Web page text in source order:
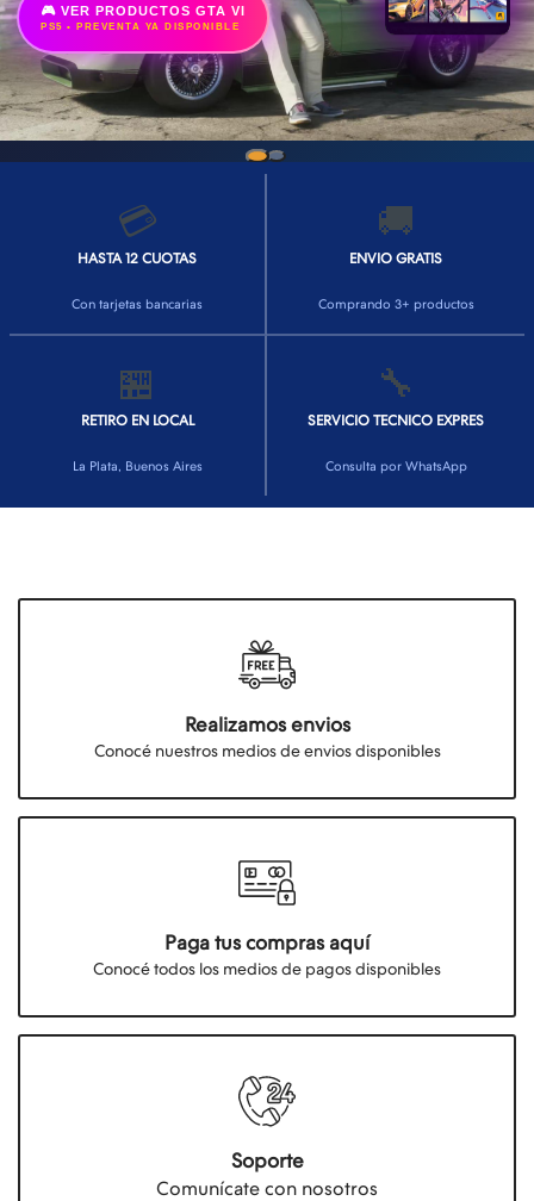
🎮 VER PRODUCTOS GTA VI
PS5 • PREVENTA YA DISPONIBLE
💳
HASTA 12 CUOTAS
Con tarjetas bancarias
🚚
ENVIO GRATIS
Comprando 3+ productos
🏪
RETIRO EN LOCAL
La Plata, Buenos Aires
🔧
SERVICIO TECNICO EXPRES
Consulta por WhatsApp
Realizamos envios
Conocé nuestros medios de envios disponibles
Paga tus compras aquí
Conocé todos los medios de pagos disponibles
Soporte
Comunícate con nosotros